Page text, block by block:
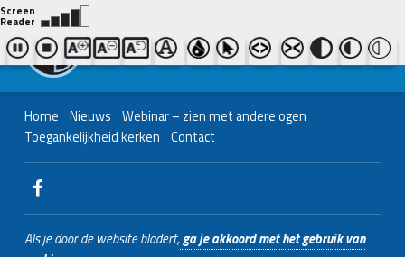
Contact ons
| Bel ons
038 - 427 04 48
Home Nieuws Webinar – zien met andere ogen
Toegankelijkheid kerken Contact
WebMan on Facebook
Als je door de website bladert,ga je akkoord met het gebruik van